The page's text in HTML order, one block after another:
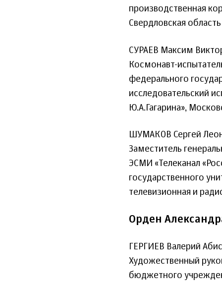
производственная
Свердловская область
СУРАЕВ Максим
Космонавт-
федерального
исследовательский
Ю.А.Гагарина»,
ШУМАКОВ Сергей
Заместитель
ЭСМИ «Телеканал
государственного
телевизионная и
Орден
ГЕРГИЕВ Валерий
Художественный
бюджетного